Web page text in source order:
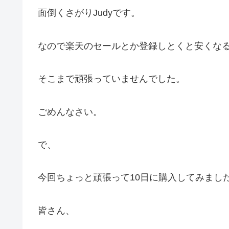
面倒くさがりJudyです。
なので楽天のセールとか登録しとくと安くなる
そこまで頑張っていませんでした。
ごめんなさい。
で、
今回ちょっと頑張って10日に購入してみました
皆さん、